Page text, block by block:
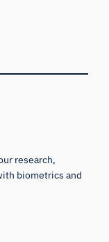
research,
biometrics and